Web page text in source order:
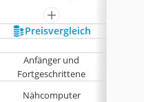
mehr anzeigen
Preis­vergleich
Anfänger und
Fortgeschrittene
Nähcomputer